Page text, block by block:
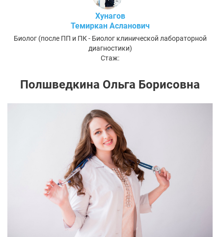
Хунагов
Темиркан Асланович
Биолог (после ПП и ПК - Биолог клинической лабораторной
диагностики)
Стаж:
Полшведкина Ольга Борисовна